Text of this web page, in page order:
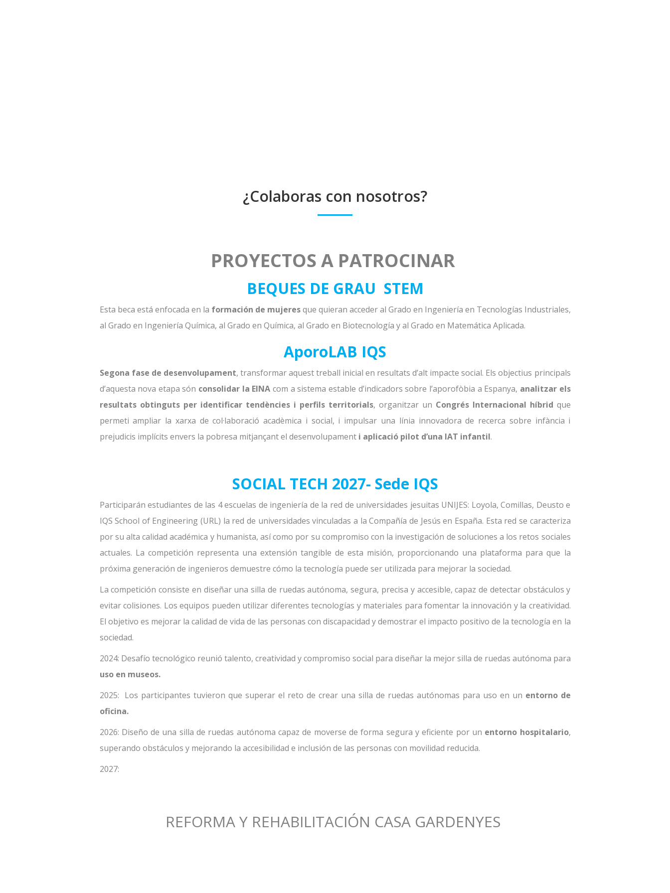
¿Colaboras con nosotros?
PROYECTOS A PATROCINAR
BEQUES DE GRAU STEM
Esta beca está enfocada en la formación de mujeresque quieran acceder al Grado en Ingeniería en Tecnologías Industriales,
al Grado en Ingeniería Química, al Grado en Química, al Grado en Biotecnología y al Grado en Matemática Aplicada.
AporoLAB IQS
Segona fase de desenvolupament, transformar aquest treball inicial en resultats d’alt impacte social. Els objectius principals
d’aquesta nova etapa són consolidar la EINA com a sistema estable d’indicadors sobre l’aporofòbia a Espanya, analitzar els
resultats obtinguts per identificar tendències i perfils territorials, organitzar un Congrés Internacional híbrid que
permeti ampliar la xarxa de col·laboració acadèmica i social, i impulsar una línia innovadora de recerca sobre infància i
prejudicis implícits envers la pobresa mitjançant el desenvolupament i aplicació pilot d’una IAT infantil.
SOCIAL TECH 2027- Sede IQS
Participarán estudiantes de las 4 escuelas de ingeniería de la red de universidades jesuitas UNIJES: Loyola, Comillas, Deusto e
IQS School of Engineering (URL) la red de universidades vinculadas a la Compañía de Jesús en España. Esta red se caracteriza
por su alta calidad académica y humanista, así como por su compromiso con la investigación de soluciones a los retos sociales
actuales. La competición representa una extensión tangible de esta misión, proporcionando una plataforma para que la
próxima generación de ingenieros demuestre cómo la tecnología puede ser utilizada para mejorar la sociedad.
La competición consiste en diseñar una silla de ruedas autónoma, segura, precisa y accesible, capaz de detectar obstáculos y
evitar colisiones. Los equipos pueden utilizar diferentes tecnologías y materiales para fomentar la innovación y la creatividad.
El objetivo es mejorar la calidad de vida de las personas con discapacidad y demostrar el impacto positivo de la tecnología en la
sociedad.
2024: Desafío tecnológico reunió talento, creatividad y compromiso social para diseñar la mejor silla de ruedas autónoma para
uso en museos.
2025: Los participantes tuvieron que superar el reto de crear una silla de ruedas autónomas para uso en un entorno de
oficina.
2026: Diseño de una silla de ruedas autónoma capaz de moverse de forma segura y eficiente por un entorno hospitalario,
superando obstáculos y mejorando la accesibilidad e inclusión de las personas con movilidad reducida.
2027:
REFORMA Y REHABILITACIÓN CASA GARDENYES